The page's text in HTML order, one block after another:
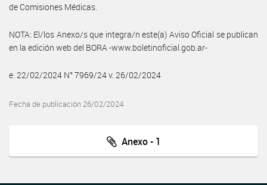
de Comisiones Médicas.
NOTA: El/los Anexo/s que integra/n este(a) Aviso Oficial se publican
en la edición web del BORA -www.boletinoficial.gob.ar-
e. 22/02/2024 N° 7969/24 v. 26/02/2024
Fecha de publicación 26/02/2024
Anexo - 1